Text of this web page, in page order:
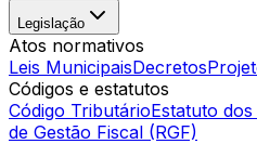
Legislação
Atos normativos
Leis MunicipaisDecretos
Códigos e estatutos
Código TributárioEstatuto
de Gestão Fiscal (RGF)